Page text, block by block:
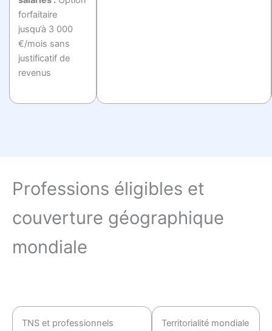
forfaitaire
jusqu’à 3 000
€/mois sans
justificatif de
revenus
Professions éligibles et
couverture géographique
mondiale
TNS et professionnels
Territorialité mondiale